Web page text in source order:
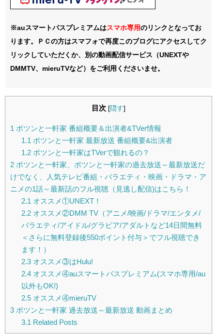
※auスマートパスプレミアムはスマホ専用のリンクとなってお
ります。ＰＣの方はスマフォで再度このブログにアクセスしてク
リックしていただくか、別の動画配信サービス（UNEXTや
DMMTV、mieruTVなど）をご利用くださいませ。
目次 [隠す]
1 ポツンと一軒家 番組概要＆出演者&TVer情報
1.1 ポツンと一軒家 最新放送 番組概要&出演者
1.2ポツンと一軒家はTVerで観れるの？
2 ポツンと一軒家、ポツンと一軒家の過去放送～最新放送だ
けでなく、人気テレビ番組・バラエティ・映画・ドラマ・ア
ニメの1話～最新話のフル視聴（見逃し配信)はこちら！
2.1 オススメ①UNEXT！
2.2オススメ②DMM TV（アニメ/映画/ドラマ/エンタメ/
バラエティ/アイドル/グラビア/アダルトなど14日間無料
＜さらに無料登録後550ポイント付与＞でフル視聴でき
ます！）
2.3オススメ③はHulu!
2.4オススメ④auスマートパスプレミアム(スマホ専用/au
以外もOK!)
2.5オススメ④mieruTV
3 ポツンと一軒家 過去放送～最新放送 動画まとめ
3.1 Related Posts